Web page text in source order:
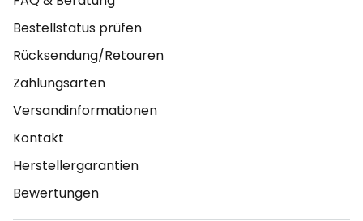
Bestellstatus prüfen
Rücksendung/Retouren
Zahlungsarten
Versandinformationen
Kontakt
Herstellergarantien
Bewertungen